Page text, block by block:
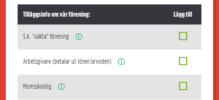
Tilläggsinfo om vår förening: Lägg till
S.k. "oäkta" förening ⓘ
Arbetsgivare (betalar ut löner/arvoden) ⓘ
Momsskyldig ⓘ